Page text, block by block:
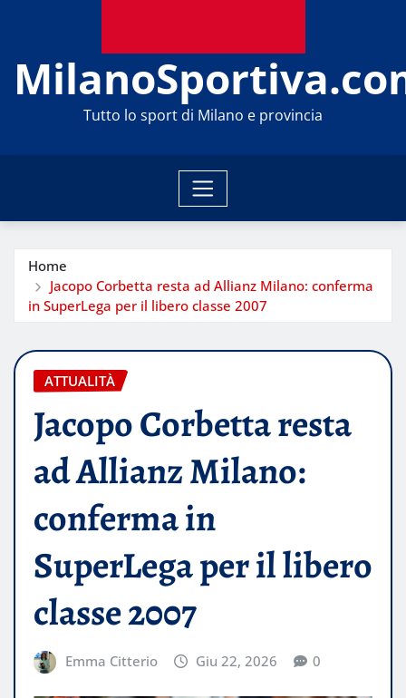
Tutto lo sport di Milano e provincia
Home
Jacopo Corbetta resta ad Allianz Milano: conferma
in SuperLega per il libero classe 2007
ATTUALITÀ
Jacopo Corbetta resta
ad Allianz Milano:
conferma in
SuperLega per il libero
classe 2007
Emma Citterio Giu 22, 2026 0